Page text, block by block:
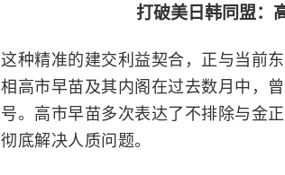
打破美日韩同盟：
这种精准的建交利益契合，正与当前
相高市早苗及其内阁在过去数月中，
号。高市早苗多次表达了不排除与金
彻底解决人质问题。